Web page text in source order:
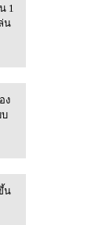
1
น
ง
บ
น